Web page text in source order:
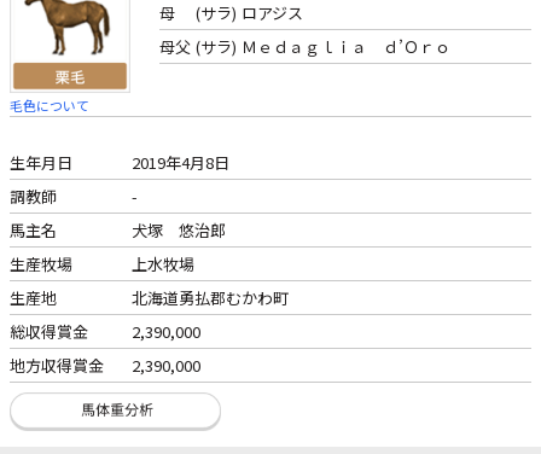
毛色について
母
(サラ) ロアジス
母父 (サラ) Ｍｅｄａｇｌｉａ ｄ’Ｏｒｏ
生年月日
2019年4月8日
調教師
-
馬主名
犬塚 悠治郎
生産牧場
上水牧場
生産地
北海道勇払郡むかわ町
総収得賞金
2,390,000
地方収得賞金
2,390,000